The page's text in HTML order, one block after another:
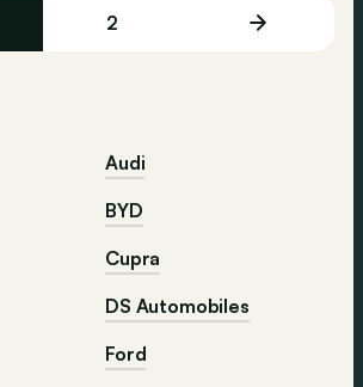
2
Audi
BYD
Cupra
DS Automobiles
Ford